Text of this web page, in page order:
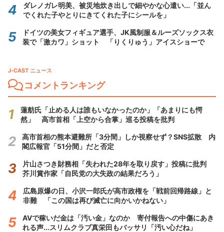
ダレノガレ明美、被災地炊き出しで細やかな心遣い...「並ん
でくれた子やとりにきてくれた子にシールを」
ドイツの美女フィギュア選手、JK風制服＆ルーズソックス衣
装で「激カワ」ショット 「りくりゅう」アイスショーで
J-CAST ニュース
コメントランキング
蓮舫氏「止める人は誰もいなかったのか」「あまりにも愕
然」 高市首相「上空から合掌」巡る投稿を批判
高市首相の熊本避難所「3分間」しか視察せず？SNS拡散 内
閣広報官「51分間」だと否定
片山さつき財務相「失われた28年を取り戻す」投稿に批判
芥川賞作家「自民党の大失政の結果だろう」
広島原爆の日、小沢一郎氏が高市政権を「戦前回帰路線」と
非難 「この国は再び滅亡に向かいかねない」
AVで稼いだ金は「汚い金」なのか 寄付報告への中傷にあき
れる声...スリムクラブ真栄田もバッサリ「汚い心だね」